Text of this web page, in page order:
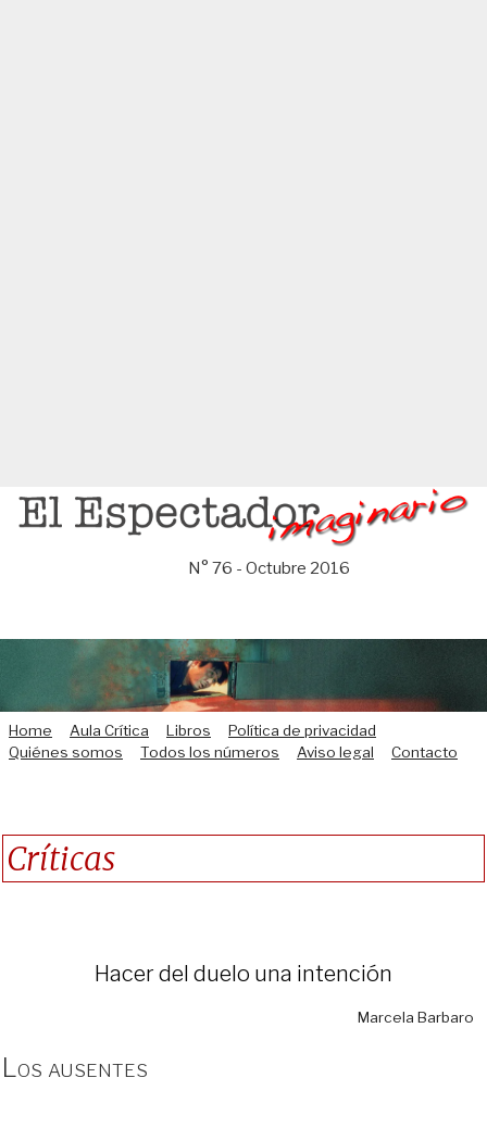
Saltar
N° 76 - Octubre 2016
Home Aula Crítica Libros
Política de privacidad
Quiénes somos
Todos los números Aviso legal Contacto
Críticas
Hacer del duelo una intención
Marcela Barbaro
Los ausentes